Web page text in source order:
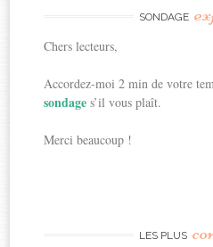
SONDAGE
Chers lecteurs,
Accordez-moi 2 min de votre
sondages’il vous plaît.
Merci beaucoup !
LES PLUS